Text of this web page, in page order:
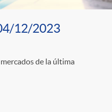
12/2023
de la última